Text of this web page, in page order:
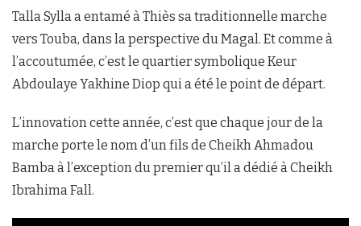
Talla Sylla a entamé à Thiès sa traditionnelle marche
vers Touba, dans la perspective du Magal. Et comme à
l’accoutumée, c’est le quartier symbolique Keur
Abdoulaye Yakhine Diop qui a été le point de départ.
L’innovation cette année, c’est que chaque jour de la
marche porte le nom d’un fils de Cheikh Ahmadou
Bamba à l’exception du premier qu’il a dédié à Cheikh
Ibrahima Fall.